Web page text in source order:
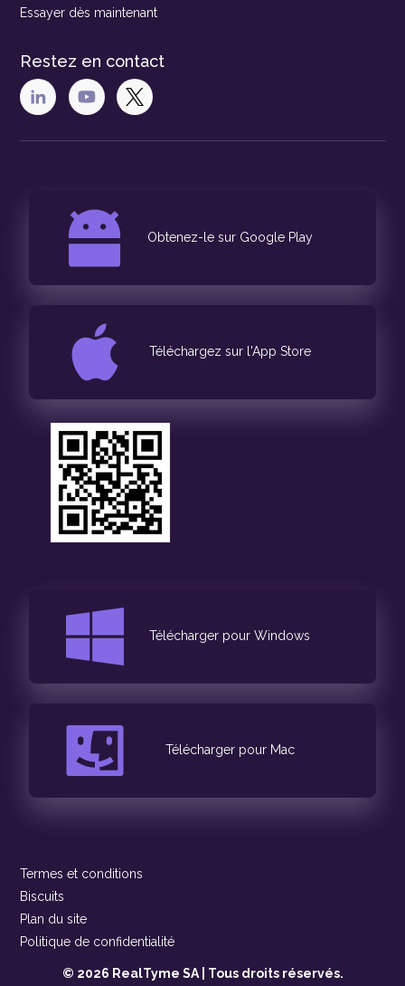
Essayer dès maintenant
Restez en contact
Obtenez-le sur Google Play
Téléchargez sur l'App Store
Télécharger pour Windows
Télécharger pour Mac
© 2026 RealTyme SA | Tous droits réservés.
Termes et conditions
Biscuits
Plan du site
Politique de confidentialité